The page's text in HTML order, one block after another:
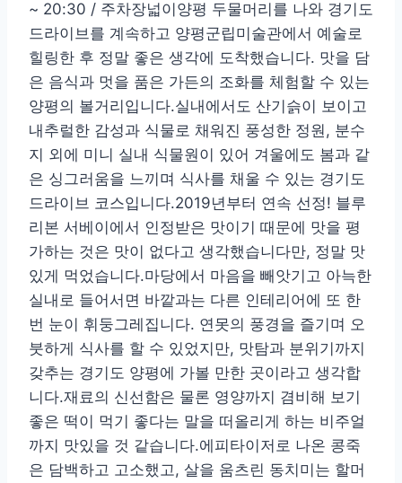
~ 20:30 / 주차장넓이양평 두물머리를 나와 경기도
드라이브를 계속하고 양평군립미술관에서 예술로
힐링한 후 정말 좋은 생각에 도착했습니다. 맛을 담
은 음식과 멋을 품은 가든의 조화를 체험할 수 있는
양평의 볼거리입니다.실내에서도 산기슭이 보이고
내추럴한 감성과 식물로 채워진 풍성한 정원, 분수
지 외에 미니 실내 식물원이 있어 겨울에도 봄과 같
은 싱그러움을 느끼며 식사를 채울 수 있는 경기도
드라이브 코스입니다.2019년부터 연속 선정! 블루
리본 서베이에서 인정받은 맛이기 때문에 맛을 평
가하는 것은 맛이 없다고 생각했습니다만, 정말 맛
있게 먹었습니다.마당에서 마음을 빼앗기고 아늑한
실내로 들어서면 바깥과는 다른 인테리어에 또 한
번 눈이 휘둥그레집니다. 연못의 풍경을 즐기며 오
붓하게 식사를 할 수 있었지만, 맛탐과 분위기까지
갖추는 경기도 양평에 가볼 만한 곳이라고 생각합
니다.재료의 신선함은 물론 영양까지 겸비해 보기
좋은 떡이 먹기 좋다는 말을 떠올리게 하는 비주얼
까지 맛있을 것 같습니다.에피타이저로 나온 콩죽
은 담백하고 고소했고, 살을 움츠린 동치미는 할머